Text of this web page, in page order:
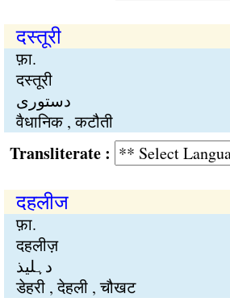
दस्तूरी
फ़ा.
दस्तूरी
دستوری
वैधानिक , कटौती
:
दहलीज
फ़ा.
दहलीज़
دہلیذ
डेहरी , देहली , चौखट